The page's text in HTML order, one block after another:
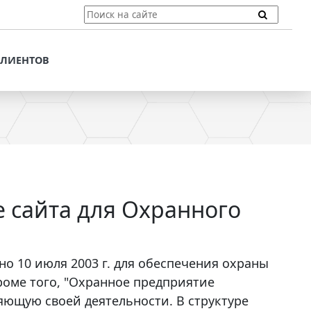
ПОДДЕРЖКА КЛИЕНТОВ
VT-CMF. СПРАВОЧНАЯ
КЛИЕНТОВ
для Охранного
10 июля 2003 г. для обеспечения охраны
того, "Охранное предприятие
своей деятельности. В структуре